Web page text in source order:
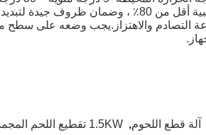
التصادم والاهتزاز.يجب وضعه على سطح
آلة قطع اللحوم, 1.5KW تقطيع اللحم المجمد